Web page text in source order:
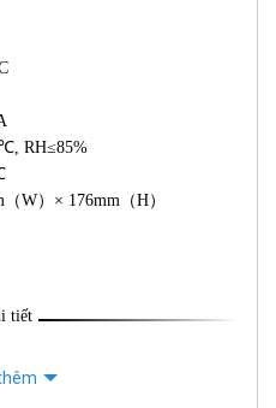
RH≤85%
W）× 176mm（H）
tiết